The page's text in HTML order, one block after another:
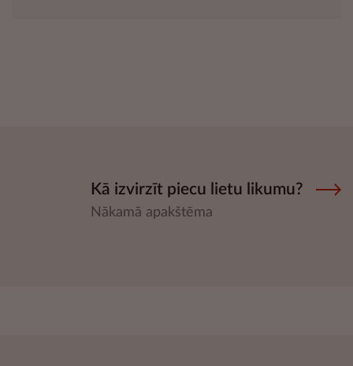
Kā izvirzīt piecu lietu likumu?
Nākamā apakštēma